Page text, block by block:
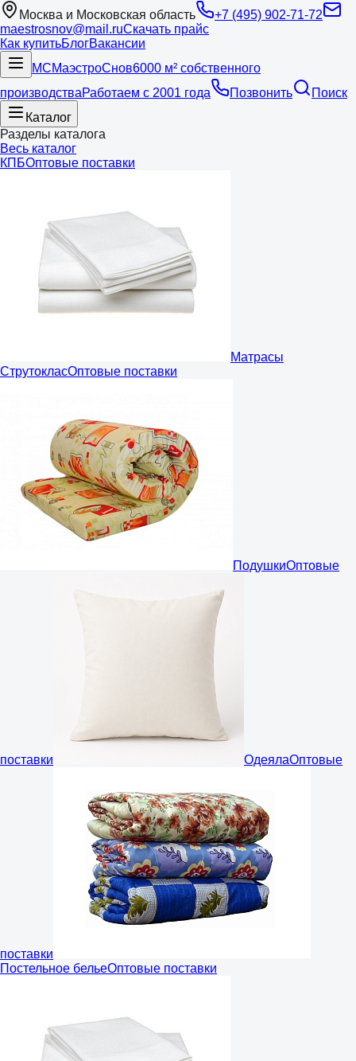
Москва и Московская область
+7 (495) 902-71-72
maestrosnov@mail.ruСкачать прайс
Как купитьБлогВакансии
МСМаэстроСнов6000 м² собственного
производстваРаботаем с 2001 года Позвонить
Поиск
Каталог
Разделы каталога
Весь каталог
КПБОптовые поставки
Матрасы
СтрутокласОптовые поставки
ПодушкиОптовые
поставки ОдеялаОптовые
поставки
Постельное бельеОптовые поставки